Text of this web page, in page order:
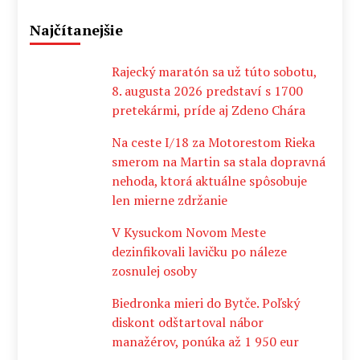
Najčítanejšie
Rajecký maratón sa už túto sobotu,
8. augusta 2026 predstaví s 1700
pretekármi, príde aj Zdeno Chára
Na ceste I/18 za Motorestom Rieka
smerom na Martin sa stala dopravná
nehoda, ktorá aktuálne spôsobuje
len mierne zdržanie
V Kysuckom Novom Meste
dezinfikovali lavičku po náleze
zosnulej osoby
Biedronka mieri do Bytče. Poľský
diskont odštartoval nábor
manažérov, ponúka až 1 950 eur